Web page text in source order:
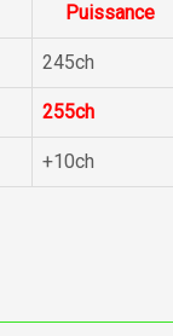
Puissance
245ch
255ch
+10ch